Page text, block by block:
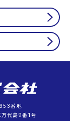
番地
代島9番1号